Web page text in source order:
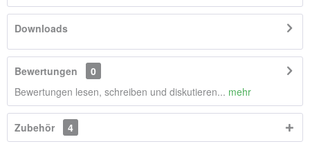
Downloads
Bewertungen
0
Bewertungen lesen, schreiben und diskutieren... mehr
Zubehör 4